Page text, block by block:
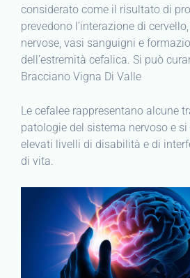
considerato come il risultato di
prevedono l’interazione di
nervose, vasi sanguigni e
dell’estremità cefalica. Si può
Bracciano Vigna Di Valle
Le cefalee rappresentano alcune
patologie del sistema nervoso e
elevati livelli di disabilità e di
di vita.